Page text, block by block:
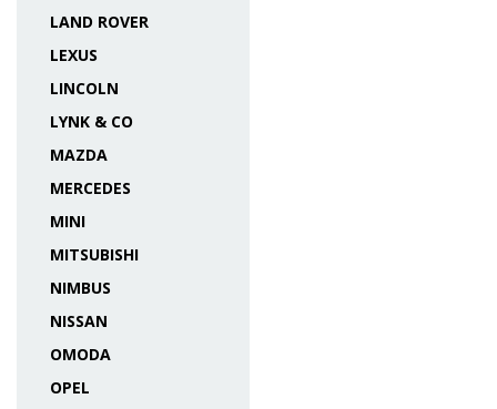
LAND ROVER
LEXUS
LINCOLN
LYNK & CO
MAZDA
MERCEDES
MINI
MITSUBISHI
NIMBUS
NISSAN
OMODA
OPEL